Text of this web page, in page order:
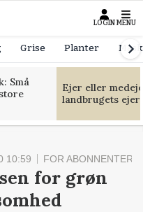
LOGIN MENU
Grise Planter
Små
Ejer eller
landbrugets
10:59 FOR ABONNENTER
for grøn